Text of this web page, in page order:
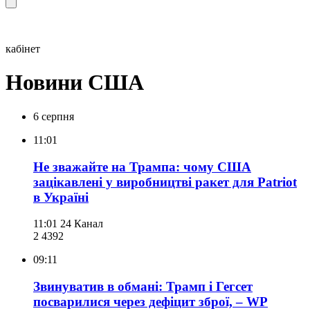
кабінет
Новини США
6 серпня
11:01
Не зважайте на Трампа: чому США
зацікавлені у виробництві ракет для Patriot
в Україні
11:01 24 Канал
2 4392
09:11
Звинуватив в обмані: Трамп і Гегсет
посварилися через дефіцит зброї, – WP